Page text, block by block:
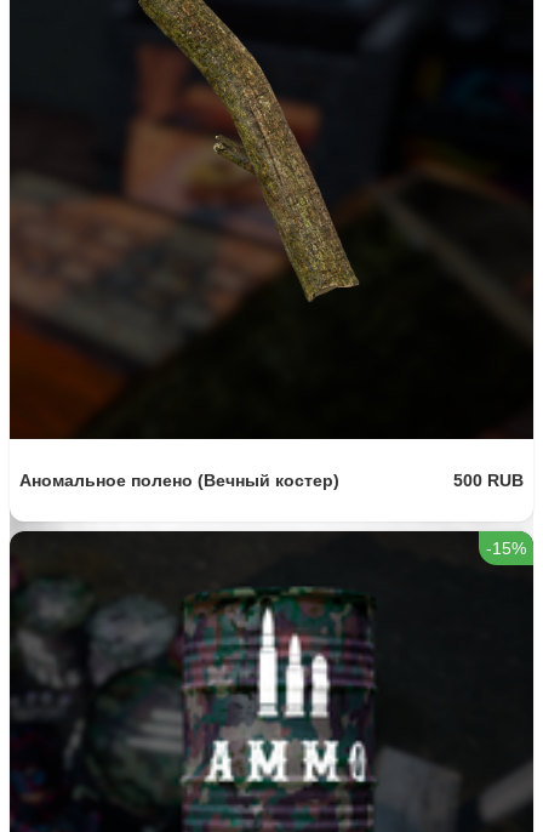
Аномальное полено (Вечный костер) 500 RUB
-15%